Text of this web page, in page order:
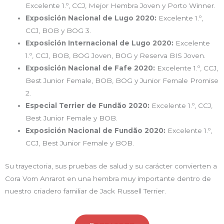
Excelente 1.º, CCJ, Mejor Hembra Joven y Porto Winner.
Exposición Nacional de Lugo 2020: Excelente 1.º,
CCJ, BOB y BOG 3.
Exposición Internacional de Lugo 2020: Excelente
1.º, CCJ, BOB, BOG Joven, BOG y Reserva BIS Joven.
Exposición Nacional de Fafe 2020: Excelente 1.º, CCJ,
Best Junior Female, BOB, BOG y Junior Female Promise
2.
Especial Terrier de Fundão 2020: Excelente 1.º, CCJ,
Best Junior Female y BOB.
Exposición Nacional de Fundão 2020: Excelente 1.º,
CCJ, Best Junior Female y BOB.
Su trayectoria, sus pruebas de salud y su carácter convierten a
Cora Vom Anrarot en una hembra muy importante dentro de
nuestro criadero familiar de Jack Russell Terrier.